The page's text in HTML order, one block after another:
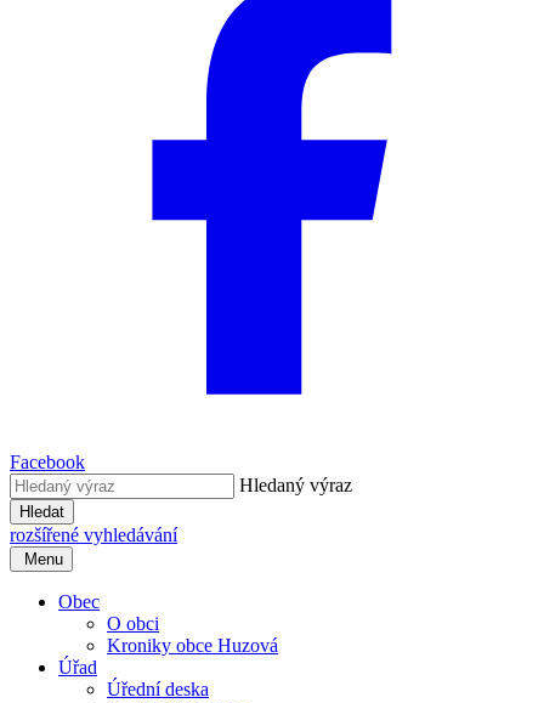
Facebook
Hledaný výraz
Hledat
rozšířené vyhledávání
Menu
Obec
O obci
Kroniky obce Huzová
Úřad
Úřední deska